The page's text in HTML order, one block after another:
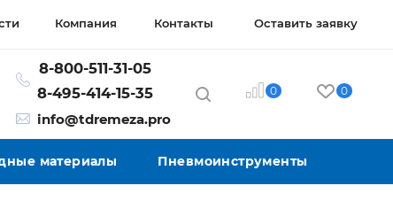
Компания Контакты Оставить заявку
8-800-511-31-05
8-495-414-15-35
info@tdremeza.pro
0 0
материалы Пневмоинструменты